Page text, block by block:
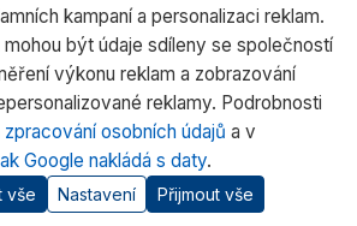
+420 583 210 016
obchod@radwag.cz
- PÁ) 7:00 - 15:30
Všechna práva vyhrazena.
kampaní a personalizaci reklam.
mohou být údaje sdíleny se společností
výkonu reklam a zobrazování
reklamy. Podrobnosti
zpracování osobních údajů a v
Google nakládá s daty.
vše Nastavení Přijmout vše